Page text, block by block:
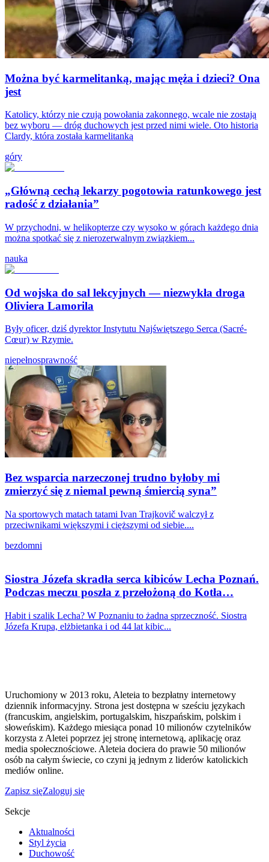
Można być karmelitanką, mając męża i dzieci? Ona
jest
Katolicy, którzy nie czują powołania zakonnego, wcale nie zostają
bez wyboru — dróg duchowych jest przed nimi wiele. Oto historia
Clardy, która została karmelitanką
góry
„Główną cechą lekarzy pogotowia ratunkowego jest
radość z działania”
W przychodni, w helikopterze czy wysoko w górach każdego dnia
można spotkać się z nierozerwalnym związkiem...
nauka
Od wojska do sal lekcyjnych — niezwykła droga
Oliviera Lamorila
Były oficer, dziś dyrektor Instytutu Najświętszego Serca (Sacré-
Cœur) w Rzymie.
niepełnosprawność
Bez wsparcia narzeczonej trudno byłoby mi
zmierzyć się z niemal pewną śmiercią syna”
Na sportowych matach tatami Ivan Trajkovič walczył z
przeciwnikami większymi i cięższymi od siebie....
bezdomni
Siostra Józefa skradła serca kibiców Lecha Poznań.
Podczas meczu poszła z przełożoną do Kotła…
Habit i szalik Lecha? W Poznaniu to żadna sprzeczność. Siostra
Józefa Krupa, elżbietanka i od 44 lat kibic...
Uruchomiony w 2013 roku, Aleteia to bezpłatny internetowy
dziennik informacyjny. Strona jest dostępna w sześciu językach
(francuskim, angielskim, portugalskim, hiszpańskim, polskim i
słoweńskim). Każdego miesiąca ponad 10 milionów czytelników
korzysta z Aletei poprzez jej stronę internetową, aplikację oraz
media społecznościowe. Aleteia dociera do prawie 50 milionów
osób na całym świecie, co czyni ją jednym z liderów katolickich
mediów online.
Zapisz sięZaloguj się
Sekcje
Aktualności
Styl życia
Duchowość